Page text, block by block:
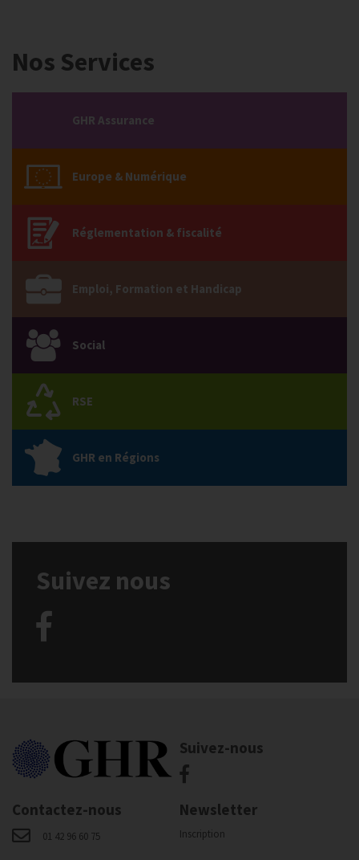
Nos Services
GHR Assurance
Europe & Numérique
Réglementation & fiscalité
Emploi, Formation et Handicap
Social
RSE
GHR en Régions
Suivez nous
Suivez-nous
Contactez-nous
01 42 96 60 75
Newsletter
Inscription